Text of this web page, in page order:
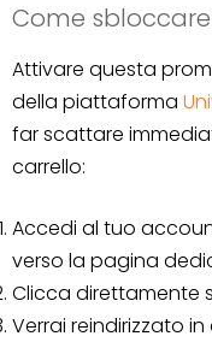
Come
Attivare questa
della piattaforma
far scattare
carrello:
Accedi al tuo
verso la pagina
Clicca direttamente
Verrai reindirizzato